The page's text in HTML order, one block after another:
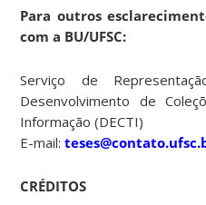
Para outros
com a BU/UFSC:
Serviço de
Desenvolvimento de
Informação (DECTI)
E-mail:
CRÉDITOS